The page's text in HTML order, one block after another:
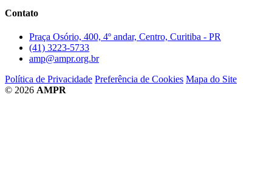
Contato
Praça Osório, 400, 4º andar, Centro, Curitiba - PR
(41) 3223-5733
amp@ampr.org.br
Política de Privacidade Preferência de Cookies Mapa do Site
© 2026 AMPR